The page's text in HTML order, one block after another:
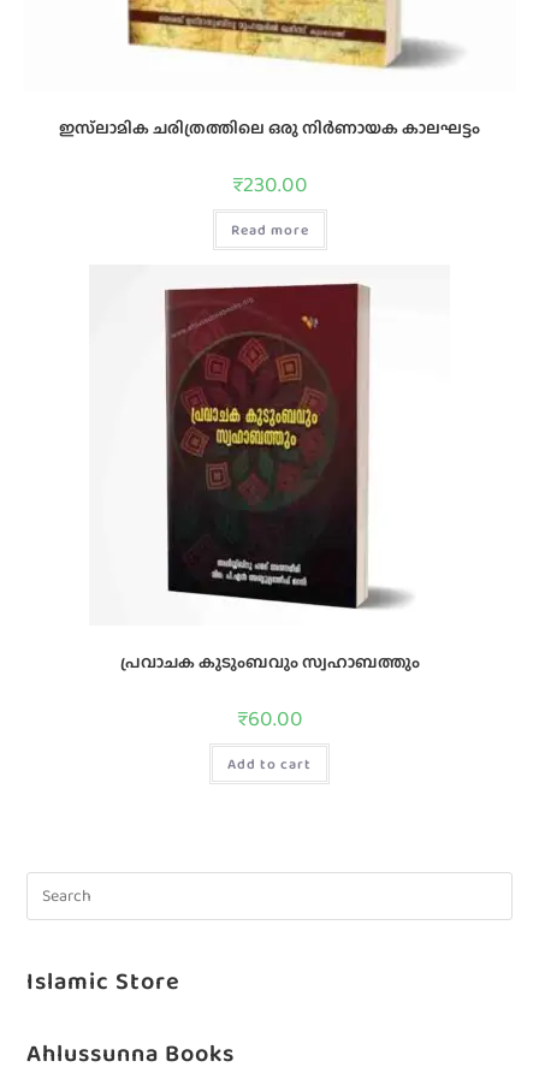
ഇസ്‌ലാമിക ചരിത്രത്തിലെ ഒരു നിര്‍ണായക കാലഘട്ടം
₹230.00
Read more
പ്രവാചക കുടുംബവും സ്വഹാബത്തും
₹60.00
Add to cart
Islamic Store
Ahlussunna Books